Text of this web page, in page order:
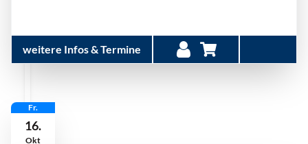
weitere Infos & Termine
Fr.
16.
Okt